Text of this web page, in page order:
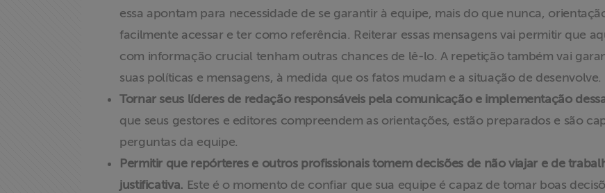
essa apontam para necessidade de se garantir à equipe, mais do que nunca,
facilmente acessar e ter como referência. Reiterar essas mensagens vai permitir que
com informação crucial tenham outras chances de lê-lo. A repetição também vai
suas políticas e mensagens, à medida que os fatos mudam e a situação de desenvolve.
Tornar seus líderes de redação responsáveis pela comunicação e implementação
que seus gestores e editores compreendem as orientações, estão preparados e são
perguntas da equipe.
Permitir que repórteres e outros profissionais tomem decisões de não viajar e de
justificativa. Este é o momento de confiar que sua equipe é capaz de tomar boas